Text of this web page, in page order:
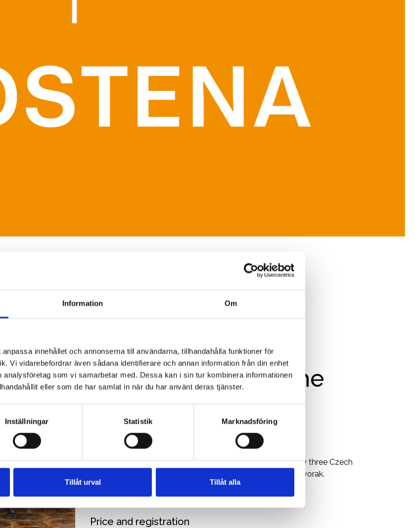
Information Om
innehållet och annonserna till användarna, tillhandahålla funktioner för
Vi vidarebefordrar även sådana identifierare och annan information från din enhet
som vi samarbetar med. Dessa kan i sin tur kombinera informationen
eller som de har samlat in när du har använt deras tjänster.
Inställningar Statistik Marknadsföring
Tillåt urval Tillåt alla
DATE: 13 AUGUST
Czech Tunes with the
Crusell Quintet
EVENEMANG MUSIK
Czech Tones - The Crusell Quintet in light and airy music by three Czech
composers: Anton Reicha, Geraldine Mucha and Antonin Dvorak.
Admission: 200 SEK, under 25 years: free admission. Info:
www.musikdagar.com. Tickets: www.biljettkiosken.se
Price and registration